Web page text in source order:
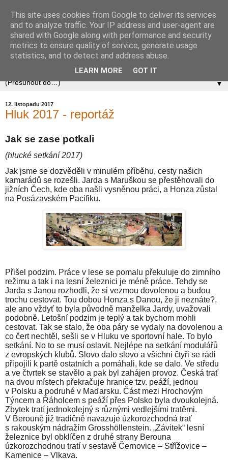
Zababov H0
Spolek Zababov - spolek železničních modelářů zabývající
se stavbou modelové železnice v měřítku 1:87.
▼
12. listopadu 2017
Hluk 2017 - reportáž
Jak se zase potkali
(hlucké setkání 2017)
Jak jsme se dozvěděli v minulém příběhu, cesty našich
kamarádů se rozešli. Jarda s Maruškou se přestěhovali do
jižních Čech, kde oba našli vysněnou práci, a Honza zůstal
na Posázavském Pacifiku.
Přišel podzim. Práce v lese se pomalu překuluje do zimního
režimu a tak i na lesní železnici je méně práce. Tehdy se
Jarda s Janou rozhodli, že si vezmou dovolenou a budou
trochu cestovat. Tou dobou Honza s Danou, že ji neznáte?,
ale ano vždyť to byla původně manželka Jardy, uvažovali
podobně. Letošní podzim je teplý a tak bychom mohli
cestovat. Tak se stalo, že oba páry se vydaly na dovolenou a
co čert nechtěl, sešli se v Hluku ve sportovní hale. To bylo
setkání. No to se musí oslavit. Nejlépe na setkání modulářů
z evropských klubů. Slovo dalo slovo a všichni čtyři se rádi
připojili k partě ostatních a pomáhali, kde se dalo. Ve středu
a ve čtvrtek se stavělo a pak byl zahájen provoz. Česká trať
na dvou místech překračuje hranice tzv. peáží, jednou
v Polsku a podruhé v Maďarsku. Část mezi Hrochovým
Týncem a Řáholcem s peáží přes Polsko byla dvoukolejná.
Zbytek tratí jednokolejný s různými vedlejšími tratěmi.
V Berouně již tradičně navazuje úzkorozchodná trať
s rakouským nádražím Grosshöllenstein. „Závitek“ lesní
železnice byl obklíčen z druhé strany Berouna
úzkorozchodnou tratí v sestavě Černovice – Střížovice –
Kamenice – Vlkava.
This site uses cookies from Google to deliver its services
and to analyze traffic. Your IP address and user-agent are
shared with Google along with performance and security
metrics to ensure quality of service, generate usage
statistics, and to detect and address abuse.
LEARN MORE GOT IT